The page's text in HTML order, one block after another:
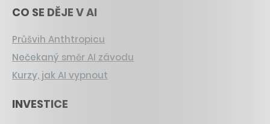
CO SE DĚJE V AI
Průšvih Anthtropicu
Nečekaný směr AI závodu
Kurzy, jak AI vypnout
INVESTICE